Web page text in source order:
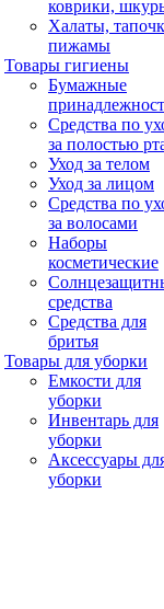
коврики,
Халаты,
пижамы
Товары гигиены
Бумажные
Средства по
за полостью
Уход за телом
Уход за лицом
Средства по
за волосами
Наборы
косметические
средства
Средства для
бритья
Товары для уборки
Емкости для
уборки
Инвентарь для
уборки
Аксессуары
уборки